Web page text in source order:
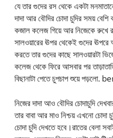
যে তার গুদের রস থেকে একটা
দাদা আর বৌদির চোদা চুদির সময়
কজাল কলেজ গিয়ে আর নিজেকে রুখে
সালওয়ারের ঊপর থেকেই গুদের
করতে তার গুদের কাছে সালওয়ারটা
কলেজ থেকে ফিরে আসবার পর
বিছানাটা পেতে চুপচাপ শুয়ে
নিজের দাদা আও বৌদির চোদাচুদি
তার বাবা আর মাও নিশ্চয় এখনো চোদা
চোদা চুদি দেখতে হবে।রাতের বেলা